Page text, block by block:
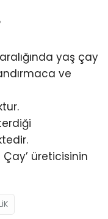
yaş çay
ve
üreticisinin